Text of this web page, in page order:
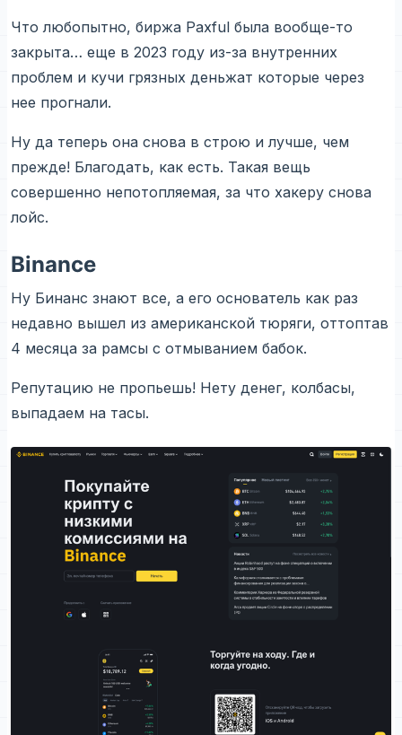
Что любопытно, биржа Paxful была вообще-то
закрыта… еще в 2023 году из-за внутренних
проблем и кучи грязных деньжат которые через
нее прогнали.
Ну да теперь она снова в строю и лучше, чем
прежде! Благодать, как есть. Такая вещь
совершенно непотопляемая, за что хакеру снова
лойс.
Binance
Ну Бинанс знают все, а его основатель как раз
недавно вышел из американской тюряги, оттоптав
4 месяца за рамсы с отмыванием бабок.
Репутацию не пропьешь! Нету денег, колбасы,
выпадаем на тасы.